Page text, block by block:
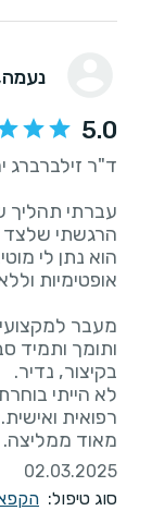
נעמה
5.0
עברתי תהליך
הרגשתי שלצד
הוא נתן לי
מעבר
לא הייתי
מאוד ממליצה.
02.03.2025
סוג טיפול: